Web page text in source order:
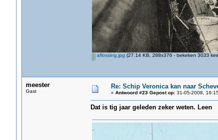
aflossing.jpg (27.14 KB, 288x376 - bekeken 3033
meester
Gast
Re: Schip Veronica kan naar
« Antwoord #23 Gepost op:31-05-2008,
Dat is tig jaar geleden zeker weten. Leen